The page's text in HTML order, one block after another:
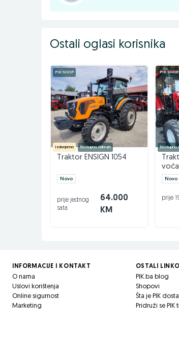
☎️ 055/371-222
📠 055/371-154
Pratite nas na Facebook-u
agro-simeks.com
Ostali oglasi korisnika
PIK SHOP
Izdvojeno Dostupno odmah
Traktor ENSIGN 1054
Novo
64.000
KM
prije jednog
sata
PIK SHOP
Dostupno
Novo
prije
INFORMACIJE I KONTAKT
O nama
Uslovi korištenja
Online sigurnost
Marketing
OSTALI
PIK.ba blog
Shopovi
Šta je PIK
Pridruži se PIK